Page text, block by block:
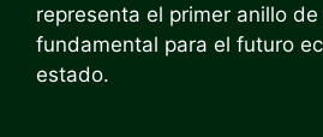
representa el primer anillo
fundamental para el futuro
estado.